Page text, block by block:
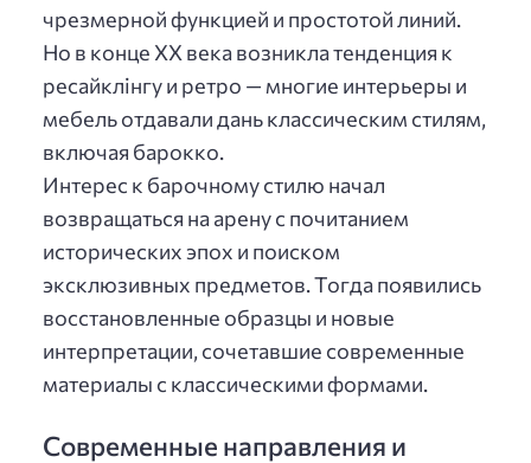
чрезмерной функцией и простотой линий.
Но в конце XX века возникла тенденция к
ресайклінгу и ретро — многие интерьеры и
мебель отдавали дань классическим стилям,
включая барокко.
Интерес к барочному стилю начал
возвращаться на арену с почитанием
исторических эпох и поиском
эксклюзивных предметов. Тогда появились
восстановленные образцы и новые
интерпретации, сочетавшие современные
материалы с классическими формами.
Современные направления и